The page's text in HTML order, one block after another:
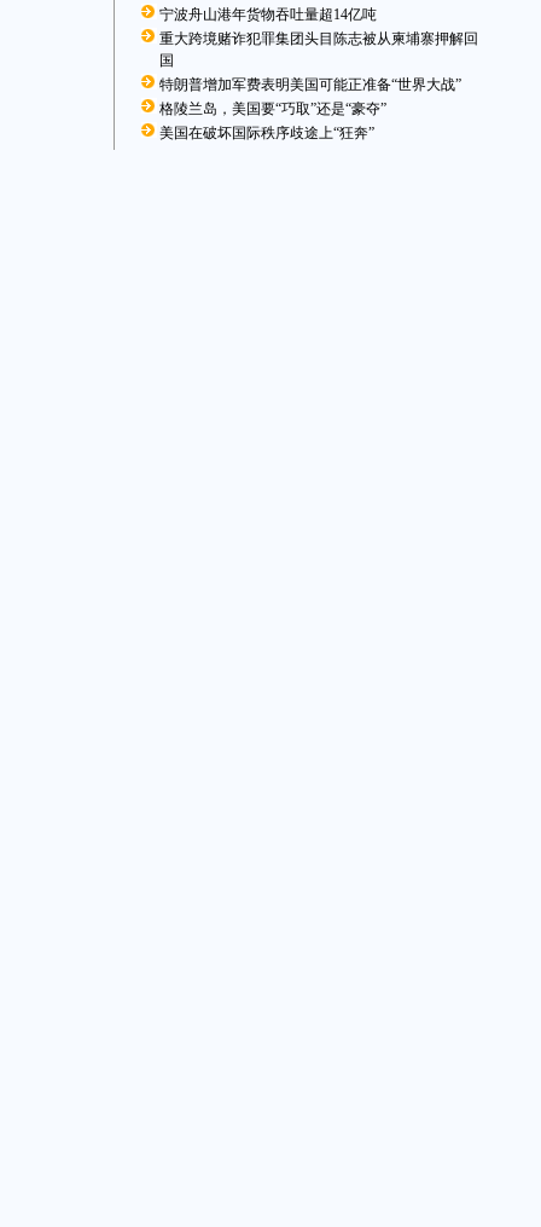
宁波舟山港年货物吞吐量超14亿吨
重大跨境赌诈犯罪集团头目陈志被从柬埔寨押解回
国
特朗普增加军费表明美国可能正准备“世界大战”
格陵兰岛，美国要“巧取”还是“豪夺”
美国在破坏国际秩序歧途上“狂奔”